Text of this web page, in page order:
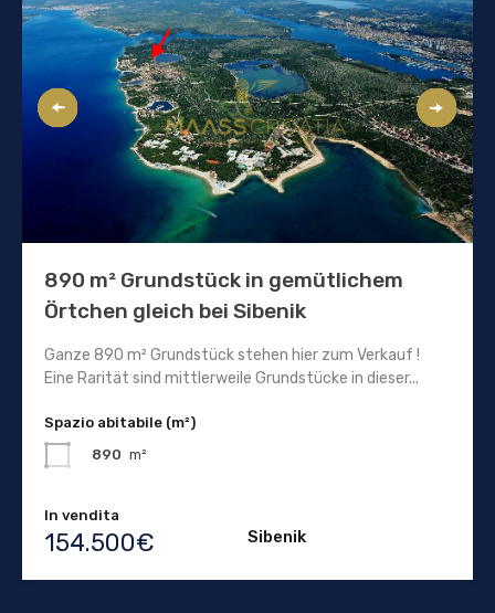
890 m² Grundstück in gemütlichem
Örtchen gleich bei Sibenik
Ganze 890 m² Grundstück stehen hier zum Verkauf !
Eine Rarität sind mittlerweile Grundstücke in dieser...
Spazio abitabile (m²)
890 m²
In vendita
154.500€ Sibenik